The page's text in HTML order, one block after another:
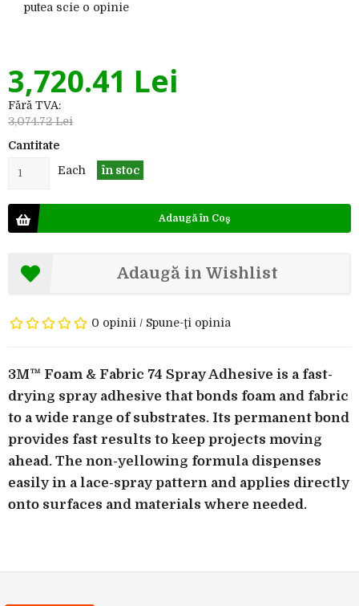
putea scie o opinie
3,720.41 Lei
Fără TVA:
3,074.72 Lei
Cantitate
Each
în stoc
Adaugă în Coş
Adaugă in Wishlist
0 opinii / Spune-ţi opinia
3M™ Foam & Fabric 74 Spray Adhesive is a fast-
drying spray adhesive that bonds foam and fabric
to a wide range of substrates. Its permanent bond
provides fast results to keep projects moving
ahead. The non-yellowing formula dispenses
easily in a lace-spray pattern and applies directly
onto surfaces and materials where needed.